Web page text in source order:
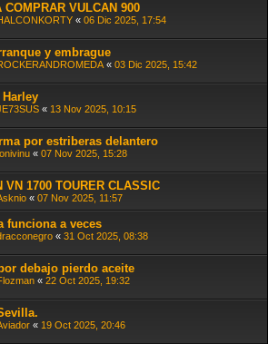
COMPRAR VULCAN 900
« 06 Dic 2025, 17:54
y embrague
« 03 Dic 2025, 15:42
« 13 Nov 2025, 10:15
por estriberas delantero
« 07 Nov 2025, 15:28
VN 1700 TOURER CLASSIC
« 07 Nov 2025, 11:57
funciona a veces
« 31 Oct 2025, 08:38
debajo pierdo aceite
« 22 Oct 2025, 19:32
« 19 Oct 2025, 20:46